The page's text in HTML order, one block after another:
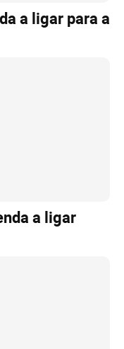
a ligar para a
a ligar